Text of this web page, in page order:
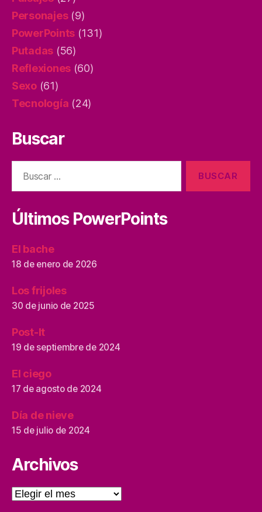
Personajes(9)
PowerPoints (131)
Putadas (56)
Reflexiones (60)
Sexo(61)
Tecnología (24)
Buscar
Últimos PowerPoints
El bache
18 de enero de 2026
Los frijoles
30 de junio de 2025
Post-It
19 de septiembre de 2024
El ciego
17 de agosto de 2024
Día de nieve
15 de julio de 2024
Archivos
Archivos